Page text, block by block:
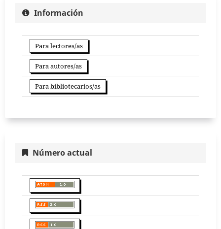
Información
Para lectores/as
Para autores/as
Para bibliotecarios/as
Número actual